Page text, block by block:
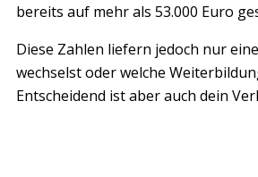
bereits auf mehr als 53.000 Euro
Diese Zahlen liefern jedoch nur
wechselst oder welche
Entscheidend ist aber auch dein